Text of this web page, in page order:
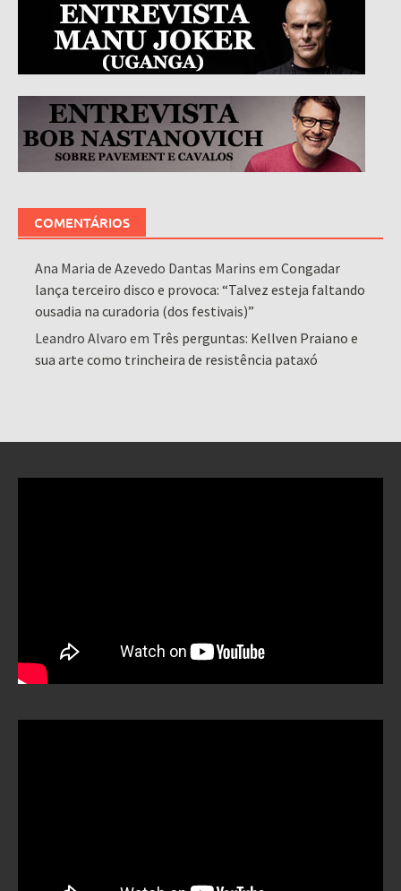
COMENTÁRIOS
Ana Maria de Azevedo Dantas Marins emCongadar
lança terceiro disco e provoca: “Talvez esteja faltando
ousadia na curadoria (dos festivais)”
Leandro Alvaro em Três perguntas: Kellven Praiano e
sua arte como trincheira de resistência pataxó